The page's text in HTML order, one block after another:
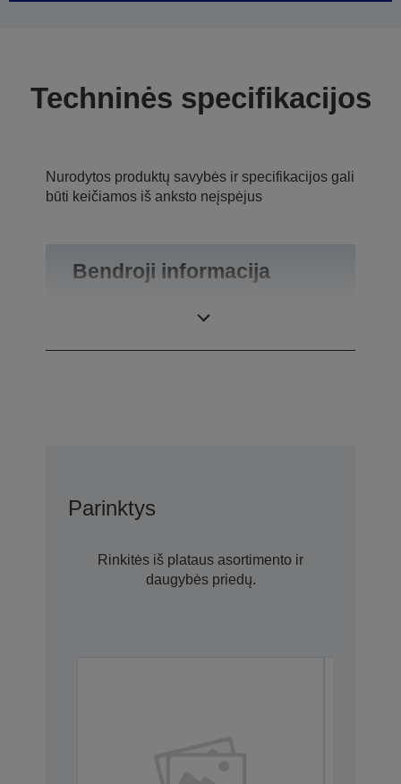
Techninės specifikacijos
Nurodytos produktų savybės ir specifikacijos gali
būti keičiamos iš anksto neįspėjus
Bendroji informacija
Parinktys
Rinkitės iš plataus asortimento ir
daugybės priedų.